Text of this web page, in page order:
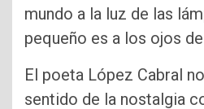
mundo a la luz de las
pequeño es a los ojos
El poeta López Cabral
sentido de la nostalgia